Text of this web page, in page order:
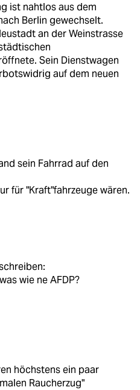
ist nahtlos aus dem
Berlin gewechselt.
an der Weinstrasse
Sein Dienstwagen
auf dem neuen
sein Fahrrad auf den
für "Kraft"fahrzeuge wären.
wie ne AFDP?
höchstens ein paar
Raucherzug"